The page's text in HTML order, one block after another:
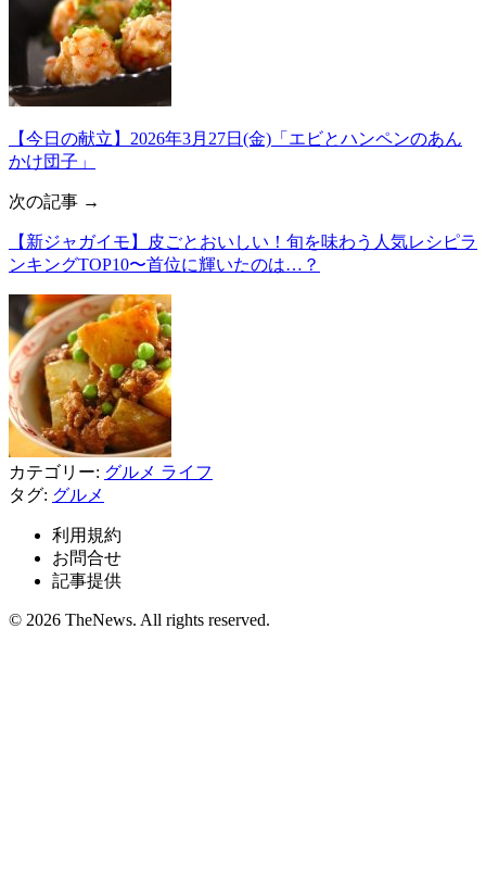
【今日の献立】2026年3月27日(金)「エビとハンペンのあん
かけ団子」
次の記事 →
【新ジャガイモ】皮ごとおいしい！旬を味わう人気レシピラ
ンキングTOP10〜首位に輝いたのは…？
カテゴリー: グルメ ライフ
タグ: グルメ
利用規約
お問合せ
記事提供
© 2026 TheNews. All rights reserved.